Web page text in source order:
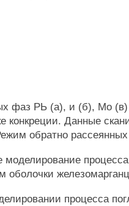
фаз РЬ (а), и (б), Мо
конкреции. Данные
обратно
моделирование
оболочки
процесса